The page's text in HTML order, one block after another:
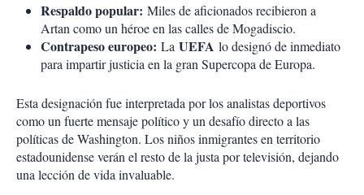
Respaldo popular: Miles de aficionados recibieron a
Artan como un héroe en las calles de Mogadiscio.
Contrapeso europeo: La UEFA lo designó de inmediato
para impartir justicia en la gran Supercopa de Europa.
Esta designación fue interpretada por los analistas deportivos
como un fuerte mensaje político y un desafío directo a las
políticas de Washington. Los niños inmigrantes en territorio
estadounidense verán el resto de la justa por televisión, dejando
una lección de vida invaluable.